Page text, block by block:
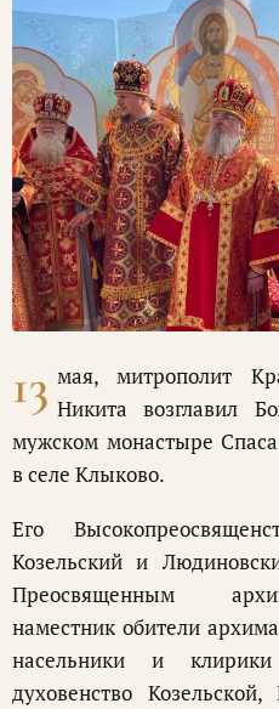
13 мая, митрополит
Никита возглавил
мужском монастыре
в селе Клыково.
Его
Козельский и
Преосвященным
наместник обители
насельники и
духовенство